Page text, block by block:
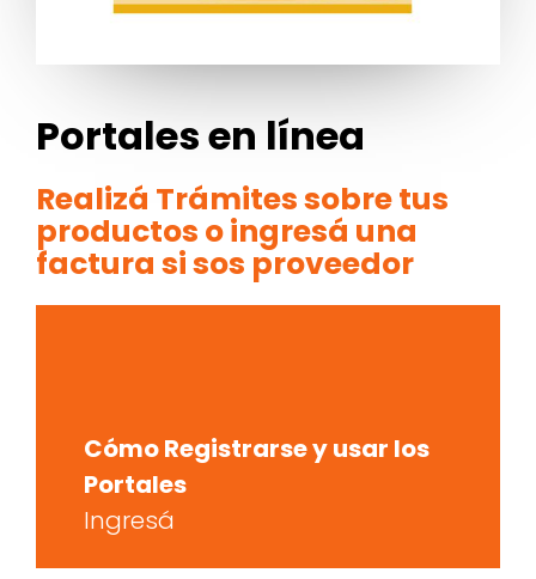
Portales en línea
Realizá Trámites sobre tus
productos o ingresá una
factura si sos proveedor
Cómo Registrarse y usar los
Portales
Ingresá